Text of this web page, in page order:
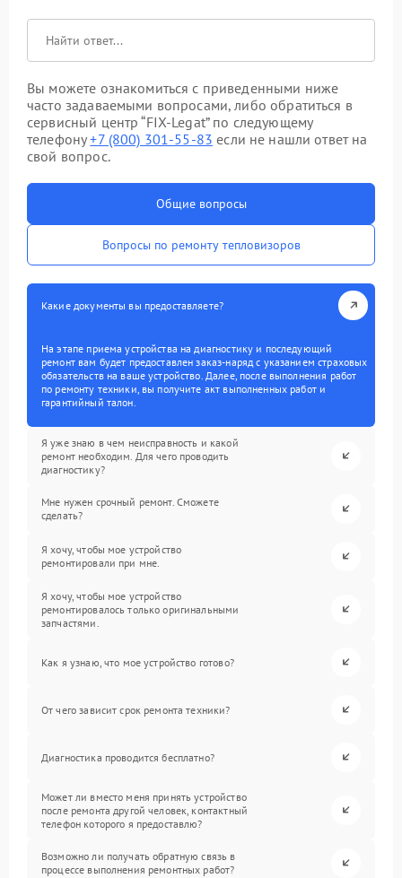
Вы можете ознакомиться с приведенными ниже
часто задаваемыми вопросами, либо обратиться в
сервисный центр “FIX-Legat” по следующему
телефону+7 (800) 301-55-83 если не нашли ответ на
свой вопрос.
Общие вопросы
Вопросы по ремонту тепловизоров
Какие документы вы предоставляете?
На этапе приема устройства на диагностику и последующий
ремонт вам будет предоставлен заказ-наряд с указанием страховых
обязательств на ваше устройство. Далее, после выполнения работ
по ремонту техники, вы получите акт выполненных работ и
гарантийный талон.
Я уже знаю в чем неисправность и какой
ремонт необходим. Для чего проводить
диагностику?
Мне нужен срочный ремонт. Сможете
сделать?
Я хочу, чтобы мое устройство
ремонтировали при мне.
Я хочу, чтобы мое устройство
ремонтировалось только оригинальными
запчастями.
Как я узнаю, что мое устройство готово?
От чего зависит срок ремонта техники?
Диагностика проводится бесплатно?
Может ли вместо меня принять устройство
после ремонта другой человек, контактный
телефон которого я предоставлю?
Возможно ли получать обратную связь в
процессе выполнения ремонтных работ?